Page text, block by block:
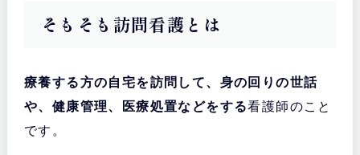
そもそも訪問看護とは
療養する方の自宅を訪問して、身の回りの世話
や、健康管理、医療処置などをする看護師のこと
です。